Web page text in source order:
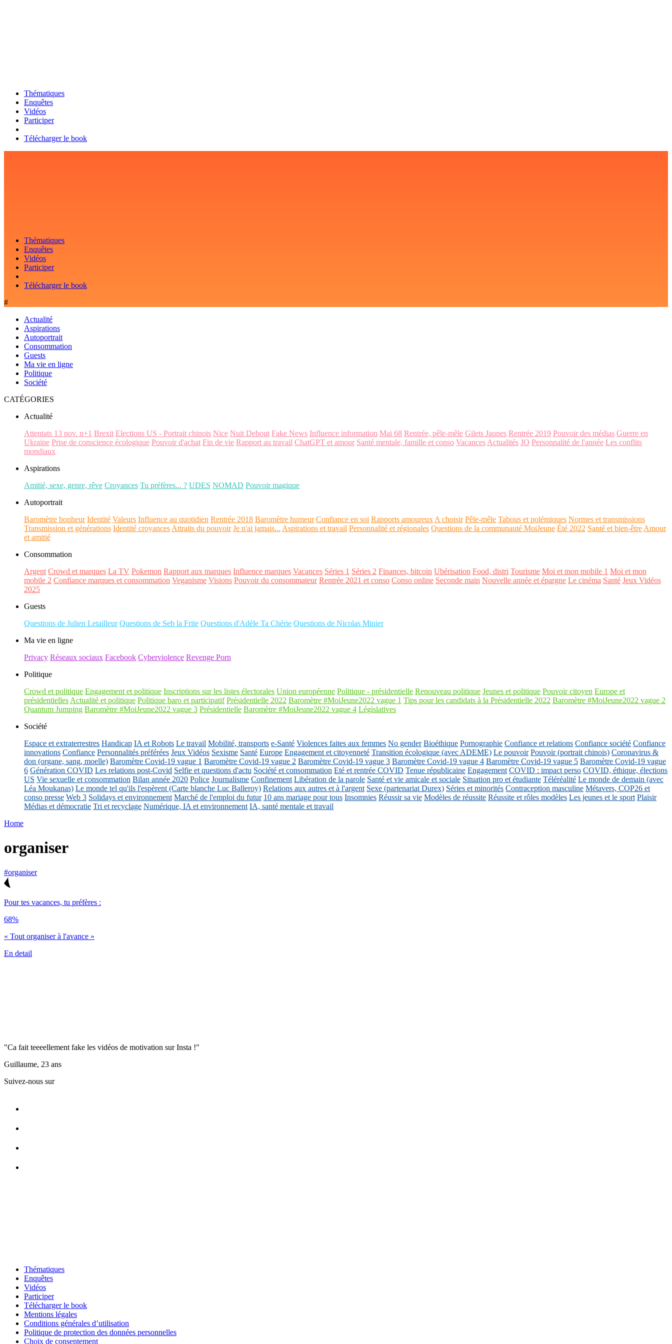
Thématiques
Enquêtes
Vidéos
Participer
Télécharger le book
Thématiques
Enquêtes
Vidéos
Participer
Télécharger le book
#
Actualité
Aspirations
Autoportrait
Consommation
Guests
Ma vie en ligne
Politique
Société
CATÉGORIES
Actualité
Attentats 13 nov. n+1 Brexit Elections US - Portrait chinois Nice Nuit Debout Fake News Influence information Mai 68 Rentrée, pêle-mêle Gilets Jaunes Rentrée 2019 Pouvoir des médias Guerre en
Ukraine Prise de conscience écologique Pouvoir d'achat Fin de vie Rapport au travail ChatGPT et amour Santé mentale, famille et conso Vacances Actualités JO Personnalité de l'année Les conflits
mondiaux
Aspirations
Amitié, sexe, genre, rêve Croyances Tu préfères... ? UDES NOMAD Pouvoir magique
Autoportrait
Baromètre bonheur Identité Valeurs Influence au quotidien Rentrée 2018 Baromètre humeur Confiance en soi Rapports amoureux A choisir Pêle-mêle Tabous et polémiques Normes et transmissions
Transmission et générations Identité croyances Attraits du pouvoir Je n'ai jamais... Aspirations et travail Personnalité et régionales Questions de la communauté MoiJeune Été 2022 Santé et bien-être Amour
et amitié
Consommation
Argent Crowd et marques La TV Pokemon Rapport aux marques Influence marques Vacances Séries 1 Séries 2 Finances, bitcoin Ubérisation Food, distri Tourisme Moi et mon mobile 1 Moi et mon
mobile 2 Confiance marques et consommation Veganisme Visions Pouvoir du consommateur Rentrée 2021 et conso Conso online Seconde main Nouvelle année et épargne Le cinéma Santé Jeux Vidéos
2025
Guests
Questions de Julien Letailleur Questions de Seb la Frite Questions d'Adèle Ta Chérie Questions de Nicolas Minier
Ma vie en ligne
Privacy Réseaux sociaux Facebook Cyberviolence Revenge Porn
Politique
Crowd et politique Engagement et politique Inscriptions sur les listes électorales Union européenne Politique - présidentielle Renouveau politique Jeunes et politique Pouvoir citoyen Europe et
présidentielles Actualité et politique Politique baro et participatif Présidentielle 2022 Baromètre #MoiJeune2022 vague 1 Tips pour les candidats à la Présidentielle 2022 Baromètre #MoiJeune2022 vague 2
Quantum Jumping Baromètre #MoiJeune2022 vague 3 Présidentielle Baromètre #MoiJeune2022 vague 4 Législatives
Société
Espace et extraterrestres Handicap IA et Robots Le travail Mobilité, transports e-Santé Violences faites aux femmes No gender Bioéthique Pornographie Confiance et relations Confiance société Confiance
innovations Confiance Personnalités préférées Jeux Vidéos Sexisme Santé Europe Engagement et citoyenneté Transition écologique (avec ADEME) Le pouvoir Pouvoir (portrait chinois) Coronavirus &
don (organe, sang, moelle) Baromètre Covid-19 vague 1 Baromètre Covid-19 vague 2 Baromètre Covid-19 vague 3 Baromètre Covid-19 vague 4 Baromètre Covid-19 vague 5 Baromètre Covid-19 vague
6 Génération COVID Les relations post-Covid Selfie et questions d'actu Société et consommation Eté et rentrée COVID Tenue républicaine Engagement COVID : impact perso COVID, éthique, élections
US Vie sexuelle et consommation Bilan année 2020 Police Journalisme Confinement Libération de la parole Santé et vie amicale et sociale Situation pro et étudiante Téléréalité Le monde de demain (avec
Léa Moukanas) Le monde tel qu'ils l'espèrent (Carte blanche Luc Balleroy) Relations aux autres et à l'argent Sexe (partenariat Durex) Séries et minorités Contraception masculine Métavers, COP26 et
conso presse Web 3 Solidays et environnement Marché de l'emploi du futur 10 ans mariage pour tous Insomnies Réussir sa vie Modèles de réussite Réussite et rôles modèles Les jeunes et le sport Plaisir
Médias et démocratie Tri et recyclage Numérique, IA et environnement IA, santé mentale et travail
Home
organiser
#organiser
Pour tes vacances, tu préfères :
68%
« Tout organiser à l'avance »
En detail
"Ca fait teeeellement fake les vidéos de motivation sur Insta !"
Guillaume, 23 ans
Suivez-nous sur
Thématiques
Enquêtes
Vidéos
Participer
Télécharger le book
Mentions légales
Conditions générales d’utilisation
Politique de protection des données personnelles
Choix de consentement